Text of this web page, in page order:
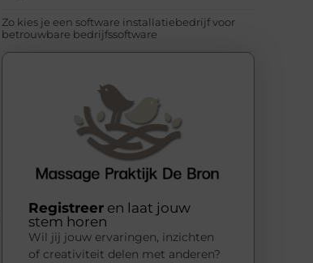
Zo kies je een software installatiebedrijf voor
betrouwbare bedrijfssoftware
Registreer en laat jouw
stem horen
Wil jij jouw ervaringen, inzichten
of creativiteit delen met anderen?